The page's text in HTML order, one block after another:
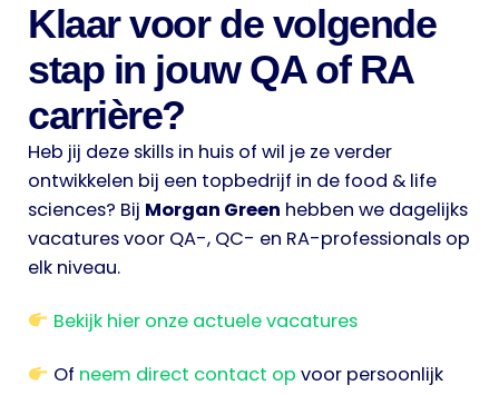
Klaar voor de volgende
stap in jouw QA of RA
carrière?
Heb jij deze skills in huis of wil je ze verder
ontwikkelen bij een topbedrijf in de food & life
sciences? Bij Morgan Green hebben we dagelijks
vacatures voor QA-, QC- en RA-professionals op
elk niveau.
Bekijk hier onze actuele vacatures
Of neem direct contact op voor persoonlijk